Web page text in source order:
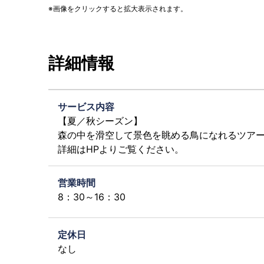
画像をクリックすると拡大表示されます。
詳細情報
サービス内容
【夏／秋シーズン】
森の中を滑空して景色を眺める鳥になれるツア
詳細はHPよりご覧ください。
営業時間
8：30～16：30
定休日
なし